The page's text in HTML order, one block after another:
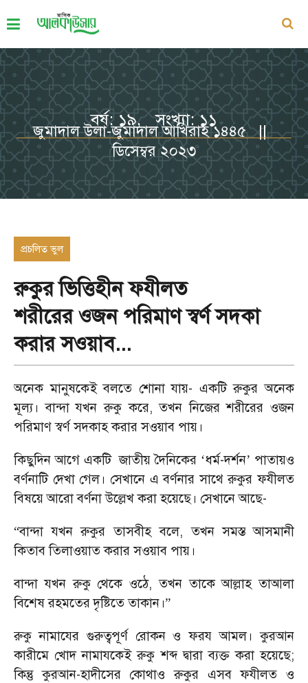
বর্ষ: ১৯, সংখ্যা: ১১
জুমাদাল উলা-জুমাদাল আখিরাহ ১৪৪৫ ||
ডিসেম্বর ২০২৩
প্রচলিত ভুল
রুকুর ভিত্তিহীন ফযীলত
শরীরের ওজন পরিমাণ স্বর্ণ সদকা
করার সওয়াব...
অনেক মানুষকেই বলতে শোনা যায়- একটি রুকুর অনেক
মূল্য। বান্দা যখন রুকু করে,তখন নিজের শরীরের ওজন
পরিমাণ স্বর্ণ সদকাহ করার সওয়াব পায়।
কিছুদিন আগে একটি জাতীয় দৈনিকের ‘ধর্ম-দর্শন’ পাতায়ও
বর্ণনাটি দেখা গেল। সেখানে এ বর্ণনার সাথে রুকুর ফযীলত
বিষয়ে আরো বর্ণনা উল্লেখ করা হয়েছে। সেখানে আছে-
“বান্দা যখন রুকুর তাসবীহ বলে,তখন সমস্ত আসমানী
কিতাব তিলাওয়াত করার সওয়াব পায়।
বান্দা যখন রুকু থেকে ওঠে,তখন তাকে আল্লাহ তাআলা
বিশেষ রহমতের দৃষ্টিতে তাকান।”
রুকু নামাযের গুরুত্বপূর্ণ রোকন ও ফরয আমল। কুরআন
কারীমে খোদ নামাযকেই রুকু শব্দ দ্বারা ব্যক্ত করা হয়েছে;
কিন্তু কুরআন-হাদীসের কোথাও রুকুর এসব ফযীলত ও